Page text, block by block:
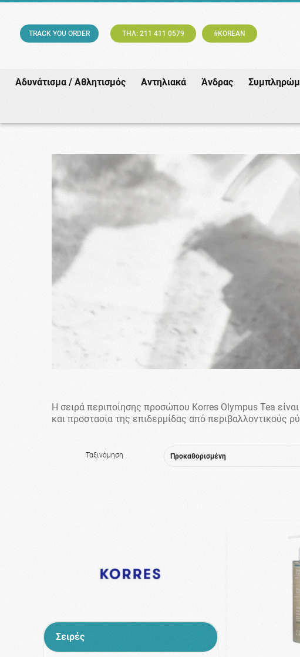
TRACK YOU ORDER ΤΗΛ: 211 411 0579 #KOREAN
Αδυνάτισμα / Αθλητισμός Αντηλιακά Άνδρας
​Η σειρά περιποίησης προσώπου Korres Olympus Tea
και προστασία της επιδερμίδας από περιβαλλοντικούς
Ταξινόμηση
Σειρές